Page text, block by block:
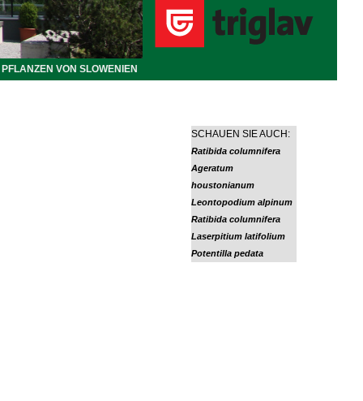
PFLANZEN VON SLOWENIEN
SCHAUEN SIE AUCH:
Ratibida columnifera
Ageratum
houstonianum
Leontopodium alpinum
Ratibida columnifera
Laserpitium latifolium
Potentilla pedata